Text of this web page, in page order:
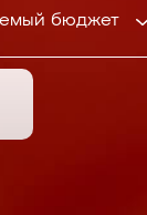
бюджет